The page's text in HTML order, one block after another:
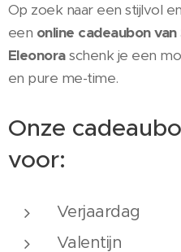
Op zoek naar een stijlvol
een online cadeaubon
Eleonoraschenk je een
en pure me-time.
Onze
voor:
Verjaardag
Valentijn